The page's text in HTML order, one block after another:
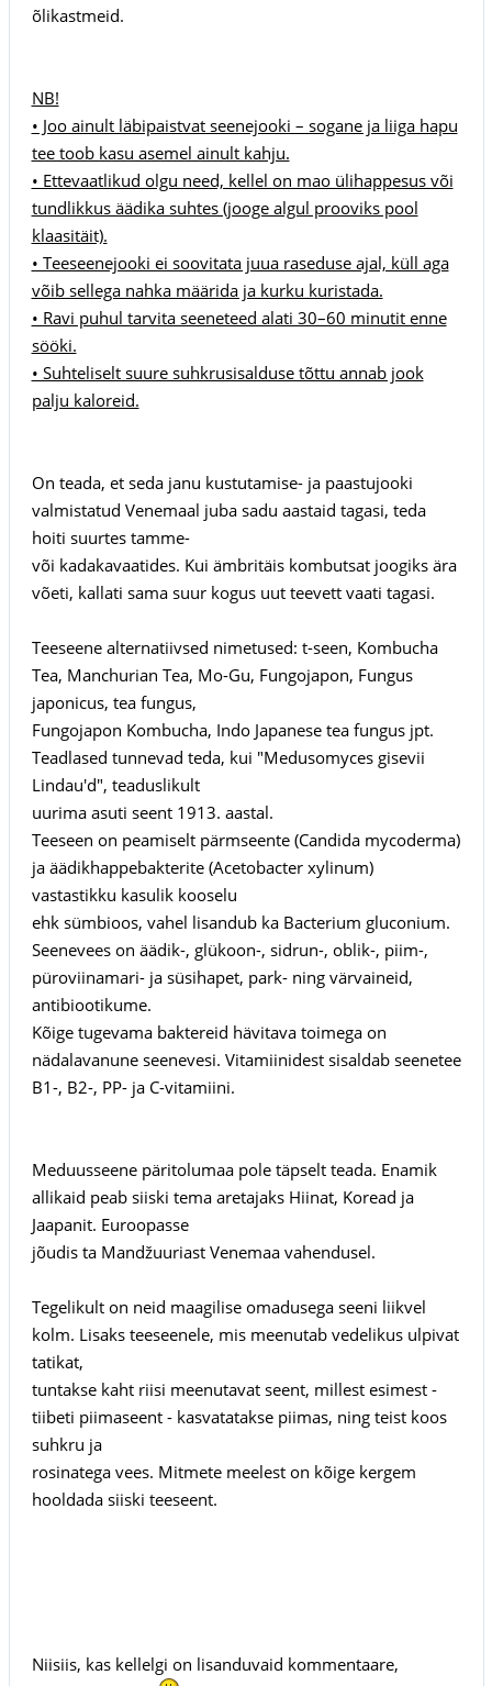
õlikastmeid.
NB!
• Joo ainult läbipaistvat seenejooki – sogane ja liiga hapu
tee toob kasu asemel ainult kahju.
• Ettevaatlikud olgu need, kellel on mao ülihappesus või
tundlikkus äädika suhtes (jooge algul prooviks pool
klaasitäit).
• Teeseenejooki ei soovitata juua raseduse ajal, küll aga
võib sellega nahka määrida ja kurku kuristada.
• Ravi puhul tarvita seeneteed alati 30–60 minutit enne
sööki.
• Suhteliselt suure suhkrusisalduse tõttu annab jook
palju kaloreid.
On teada, et seda janu kustutamise- ja paastujooki
valmistatud Venemaal juba sadu aastaid tagasi, teda
hoiti suurtes tamme-
või kadakavaatides. Kui ämbritäis kombutsat joogiks ära
võeti, kallati sama suur kogus uut teevett vaati tagasi.
Teeseene alternatiivsed nimetused: t-seen, Kombucha
Tea, Manchurian Tea, Mo-Gu, Fungojapon, Fungus
japonicus, tea fungus,
Fungojapon Kombucha, Indo Japanese tea fungus jpt.
Teadlased tunnevad teda, kui "Medusomyces gisevii
Lindau'd", teaduslikult
uurima asuti seent 1913. aastal.
Teeseen on peamiselt pärmseente (Candida mycoderma)
ja äädikhappebakterite (Acetobacter xylinum)
vastastikku kasulik kooselu
ehk sümbioos, vahel lisandub ka Bacterium gluconium.
Seenevees on äädik-, glükoon-, sidrun-, oblik-, piim-,
püroviinamari- ja süsihapet, park- ning värvaineid,
antibiootikume.
Kõige tugevama baktereid hävitava toimega on
nädalavanune seenevesi. Vitamiinidest sisaldab seenetee
B1-, B2-, PP- ja C-vitamiini.
Meduusseene päritolumaa pole täpselt teada. Enamik
allikaid peab siiski tema aretajaks Hiinat, Koread ja
Jaapanit. Euroopasse
jõudis ta Mandžuuriast Venemaa vahendusel.
Tegelikult on neid maagilise omadusega seeni liikvel
kolm. Lisaks teeseenele, mis meenutab vedelikus ulpivat
tatikat,
tuntakse kaht riisi meenutavat seent, millest esimest -
tiibeti piimaseent - kasvatatakse piimas, ning teist koos
suhkru ja
rosinatega vees. Mitmete meelest on kõige kergem
hooldada siiski teeseent.
Niisiis, kas kellelgi on lisanduvaid kommentaare,